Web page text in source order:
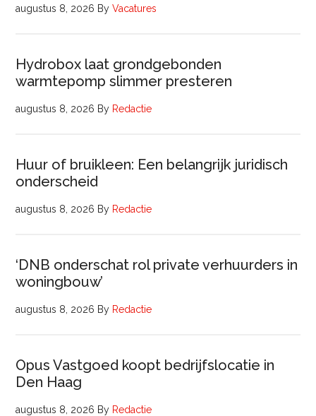
augustus 8, 2026 ByVacatures
Hydrobox laat grondgebonden
warmtepomp slimmer presteren
augustus 8, 2026 By Redactie
Huur of bruikleen: Een belangrijk juridisch
onderscheid
augustus 8, 2026 By Redactie
‘DNB onderschat rol private verhuurders in
woningbouw’
augustus 8, 2026 By Redactie
Opus Vastgoed koopt bedrijfslocatie in
Den Haag
augustus 8, 2026 By Redactie